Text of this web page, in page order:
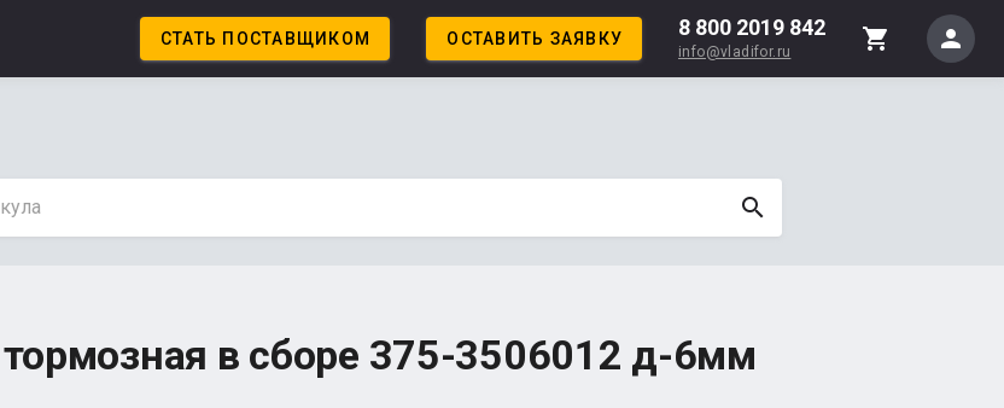
СТАТЬ ПОСТАВЩИКОМ ОСТАВИТЬ ЗАЯВКУ 8 800 2019 842
info@vladifor.ru shopping_cart person
search
в сборе 375-3506012 д-6мм